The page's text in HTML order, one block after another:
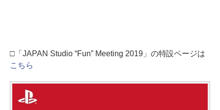
□「JAPAN Studio “Fun” Meeting 2019」の特設ページは
こちら